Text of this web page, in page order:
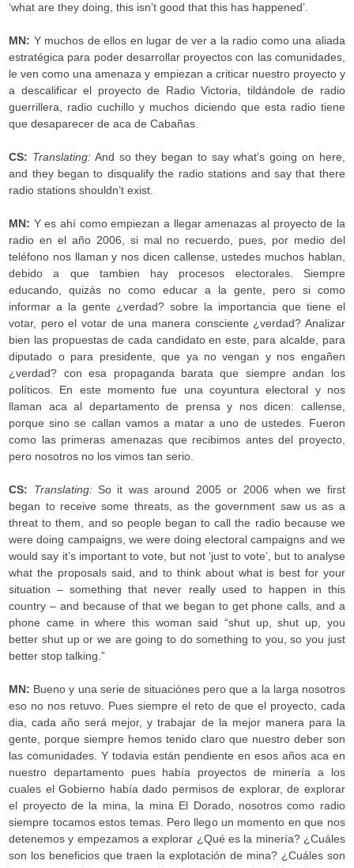
‘what are they doing, this isn’t good that this has happened’.
MN: Y muchos de ellos en lugar de ver a la radio como una aliada
estratégica para poder desarrollar proyectos con las comunidades,
le ven como una amenaza y empiezan a criticar nuestro proyecto y
a descalificar el proyecto de Radio Victoria, tildándole de radio
guerrillera, radio cuchillo y muchos diciendo que esta radio tiene
que desaparecer de aca de Cabañas.
CS: Translating:And so they began to say what’s going on here,
and they began to disqualify the radio stations and say that there
radio stations shouldn’t exist.
MN: Y es ahí como empiezan a llegar amenazas al proyecto de la
radio en el año 2006, si mal no recuerdo, pues, por medio del
teléfono nos llaman y nos dicen callense, ustedes muchos hablan,
debido a que tambien hay procesos electorales. Siempre
educando, quizás no como educar a la gente, pero si como
informar a la gente ¿verdad? sobre la importancia que tiene el
votar, pero el votar de una manera consciente ¿verdad? Analizar
bien las propuestas de cada candidato en este, para alcalde, para
diputado o para presidente, que ya no vengan y nos engañen
¿verdad? con esa propaganda barata que siempre andan los
políticos. En este momento fue una coyuntura electoral y nos
llaman aca al departamento de prensa y nos dicen: callense,
porque sino se callan vamos a matar a uno de ustedes. Fueron
como las primeras amenazas que recibimos antes del proyecto,
pero nosotros no los vimos tan serio.
CS: Translating:So it was around 2005 or 2006 when we first
began to receive some threats, as the government saw us as a
threat to them, and so people began to call the radio because we
were doing campaigns, we were doing electoral campaigns and we
would say it’s important to vote, but not ‘just to vote’, but to analyse
what the proposals said, and to think about what is best for your
situation – something that never really used to happen in this
country – and because of that we began to get phone calls, and a
phone came in where this woman said “shut up, shut up, you
better shut up or we are going to do something to you, so you just
better stop talking.”
MN: Bueno y una serie de situaciónes pero que a la larga nosotros
eso no nos retuvo. Pues siempre el reto de que el proyecto, cada
dia, cada año será mejor, y trabajar de la mejor manera para la
gente, porque siempre hemos tenido claro que nuestro deber son
las comunidades. Y todavia están pendiente en esos años aca en
nuestro departamento pues había proyectos de minería a los
cuales el Gobierno había dado permisos de explorar, de explorar
el proyecto de la mina, la mina El Dorado, nosotros como radio
siempre tocamos estos temas. Pero llego un momento en que nos
detenemos y empezamos a explorar ¿Qué es la minería? ¿Cuáles
son los beneficios que traen la explotación de mina? ¿Cuáles son